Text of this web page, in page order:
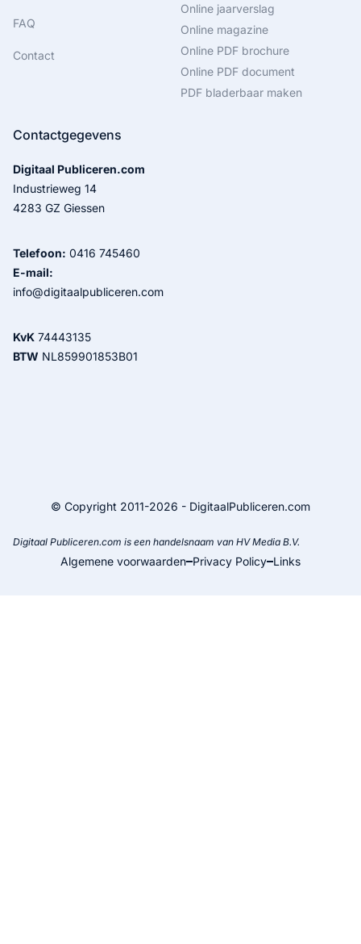
FAQ
Contact
Online jaarverslag
Online magazine
Online PDF brochure
Online PDF document
PDF bladerbaar maken
Contactgegevens
Digitaal Publiceren.com
Industrieweg 14
4283 GZ Giessen
Telefoon: 0416 745460
E-mail:
info@digitaalpubliceren.com
KvK 74443135
BTW NL859901853B01
© Copyright 2011-2026 - DigitaalPubliceren.com
Digitaal Publiceren.com is een handelsnaam van HV Media B.V.
Algemene voorwaarden Privacy Policy Links